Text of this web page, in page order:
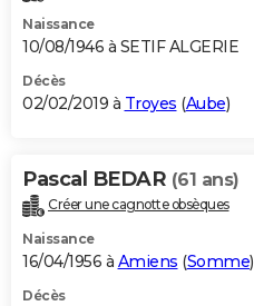
Naissance
10/08/1946 à SETIF ALGERIE
Décès
02/02/2019 à Troyes (Aube)
Pascal BEDAR (61 ans)
Créer une cagnotte obsèques
Naissance
16/04/1956 à Amiens (Somme)
Décès